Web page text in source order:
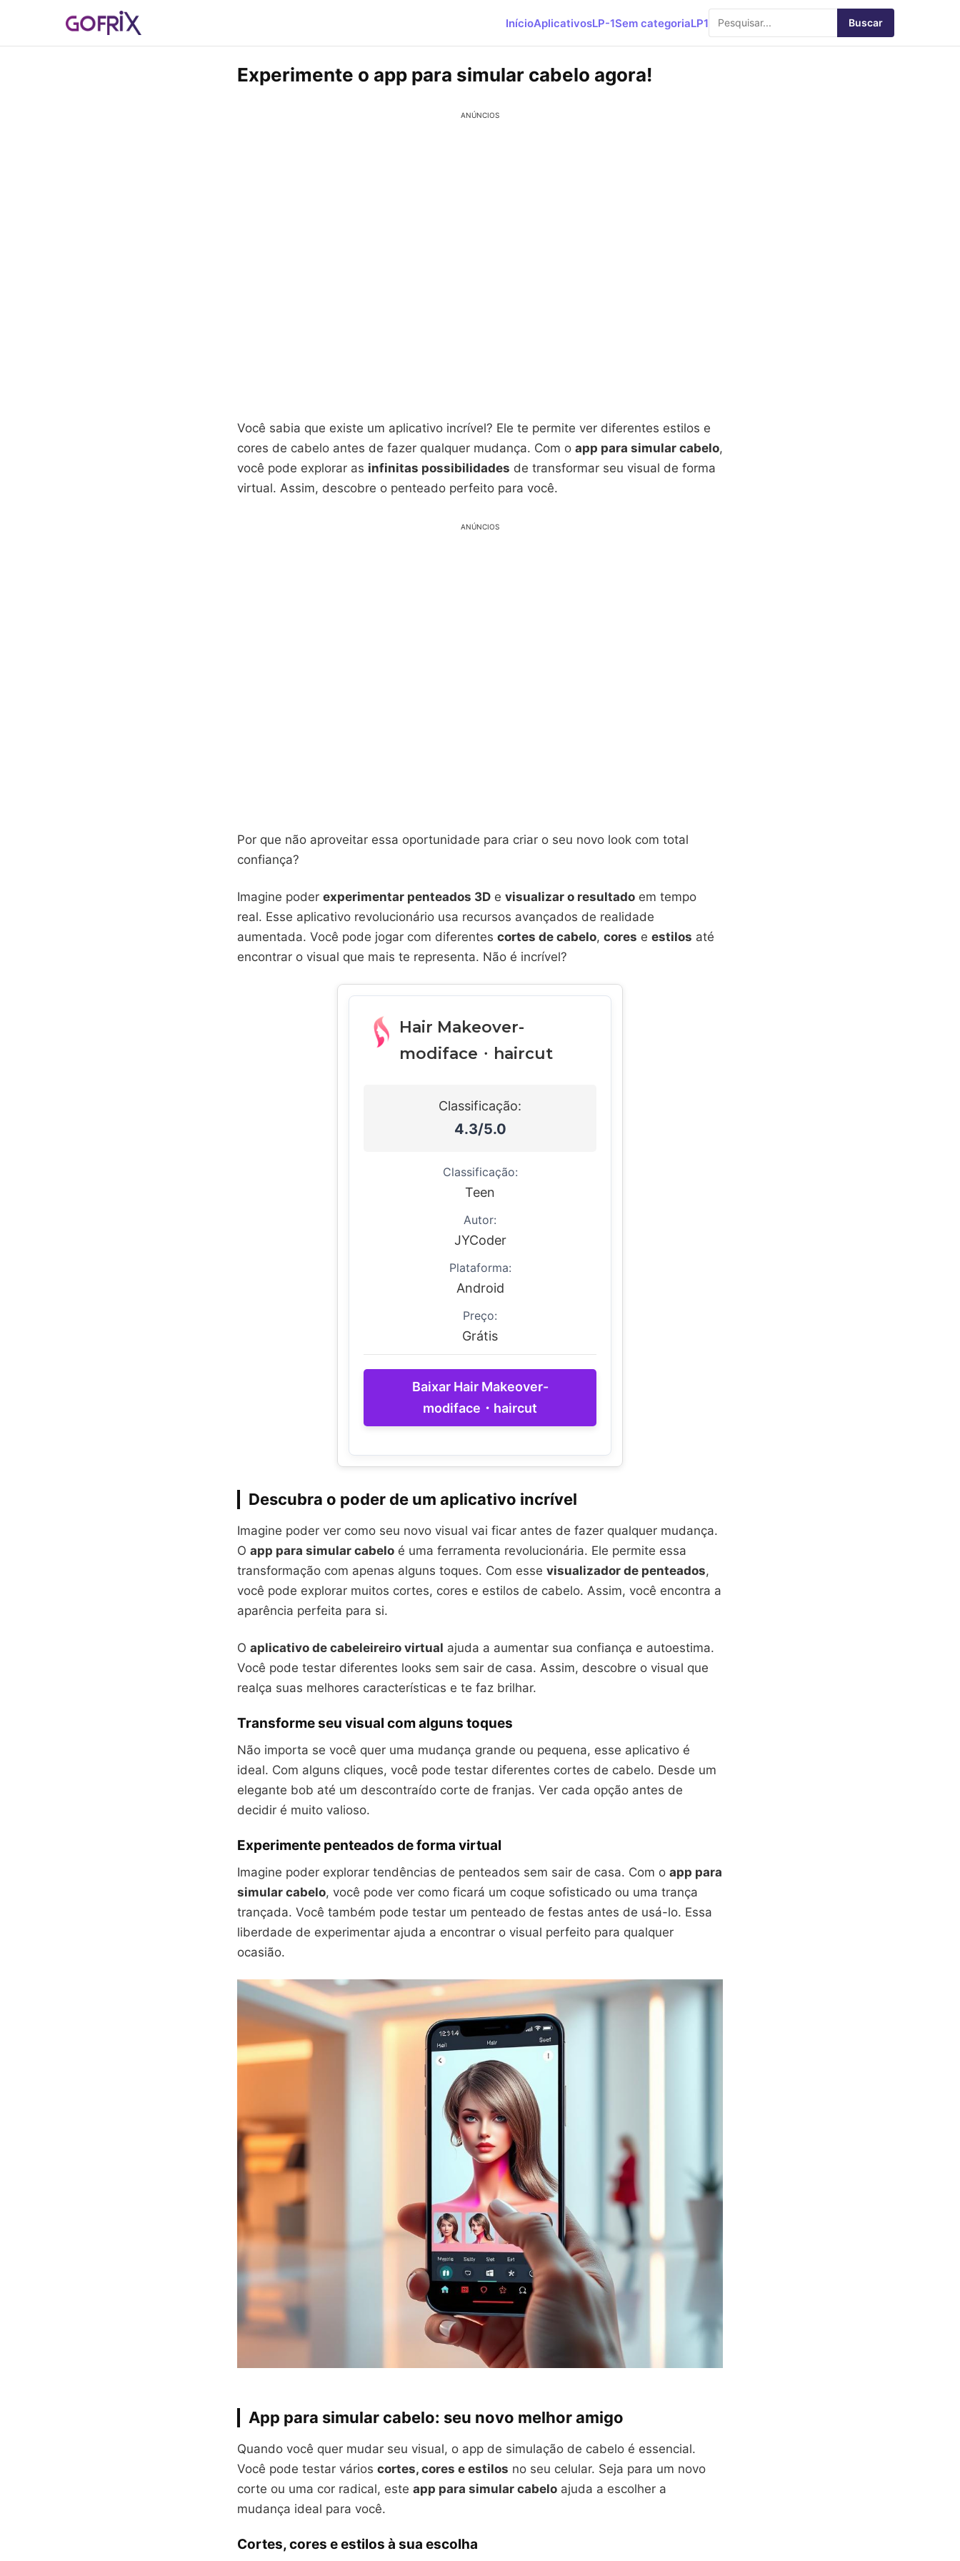
InícioAplicativosLP-1Sem categoriaLP1 Buscar
Experimente o app para simular cabelo agora!
ANÚNCIOS
Você sabia que existe um aplicativo incrível? Ele te permite ver diferentes estilos e
cores de cabelo antes de fazer qualquer mudança. Com o app para simular cabelo,
você pode explorar as infinitas possibilidades de transformar seu visual de forma
virtual. Assim, descobre o penteado perfeito para você.
ANÚNCIOS
Por que não aproveitar essa oportunidade para criar o seu novo look com total
confiança?
Imagine poder experimentar penteados 3D e visualizar o resultado em tempo
real. Esse aplicativo revolucionário usa recursos avançados de realidade
aumentada. Você pode jogar com diferentes cortes de cabelo, cores e estilos até
encontrar o visual que mais te representa. Não é incrível?
Hair Makeover-
modiface・haircut
Classificação:
4.3/5.0
Classificação:
Teen
Autor:
JYCoder
Plataforma:
Android
Preço:
Grátis
Baixar Hair Makeover-
modiface・haircut
Descubra o poder de um aplicativo incrível
Imagine poder ver como seu novo visual vai ficar antes de fazer qualquer mudança.
O app para simular cabelo é uma ferramenta revolucionária. Ele permite essa
transformação com apenas alguns toques. Com esse visualizador de penteados,
você pode explorar muitos cortes, cores e estilos de cabelo. Assim, você encontra a
aparência perfeita para si.
O aplicativo de cabeleireiro virtual ajuda a aumentar sua confiança e autoestima.
Você pode testar diferentes looks sem sair de casa. Assim, descobre o visual que
realça suas melhores características e te faz brilhar.
Transforme seu visual com alguns toques
Não importa se você quer uma mudança grande ou pequena, esse aplicativo é
ideal. Com alguns cliques, você pode testar diferentes cortes de cabelo. Desde um
elegante bob até um descontraído corte de franjas. Ver cada opção antes de
decidir é muito valioso.
Experimente penteados de forma virtual
Imagine poder explorar tendências de penteados sem sair de casa. Com o app para
simular cabelo, você pode ver como ficará um coque sofisticado ou uma trança
trançada. Você também pode testar um penteado de festas antes de usá-lo. Essa
liberdade de experimentar ajuda a encontrar o visual perfeito para qualquer
ocasião.
App para simular cabelo: seu novo melhor amigo
Quando você quer mudar seu visual, o app de simulação de cabelo é essencial.
Você pode testar vários cortes, cores e estilos no seu celular. Seja para um novo
corte ou uma cor radical, este app para simular cabelo ajuda a escolher a
mudança ideal para você.
Cortes, cores e estilos à sua escolha